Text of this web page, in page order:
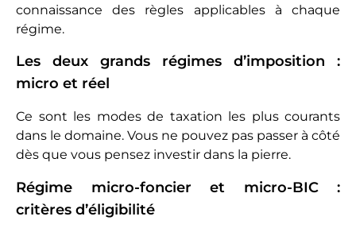
connaissance des règles applicables à chaque
régime.
Les deux grands régimes d’imposition :
micro et réel
Ce sont les modes de taxation les plus courants
dans le domaine. Vous ne pouvez pas passer à côté
dès que vous pensez investir dans la pierre.
Régime micro-foncier et micro-BIC :
critères d’éligibilité